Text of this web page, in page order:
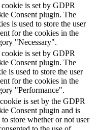
is set by GDPR
Consent plugin. The
is used to store the user
for the cookies in the
"Necessary".
is set by GDPR
Consent plugin. The
is used to store the user
for the cookies in the
"Performance".
is set by the GDPR
Consent plugin and is
to store whether or not user